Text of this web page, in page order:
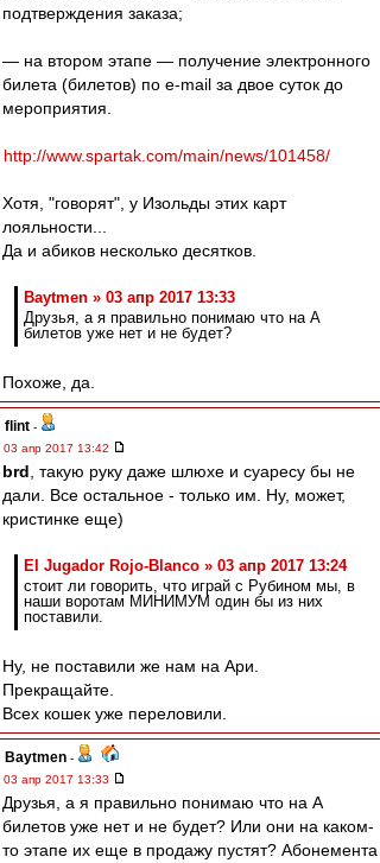
подтверждения заказа;
— на втором этапе — получение электронного
билета (билетов) по e-mail за двое суток до
мероприятия.
http://www.spartak.com/main/news/101458/
Хотя, "говорят", у Изольды этих карт
лояльности...
Да и абиков несколько десятков.
Baytmen » 03 апр 2017 13:33
Друзья, а я правильно понимаю что на А
билетов уже нет и не будет?
Похоже, да.
flint -
03 апр 2017 13:42
brd , такую руку даже шлюхе и суаресу бы не
дали. Все остальное - только им. Ну, может,
кристинке еще)
El Jugador Rojo-Blanco » 03 апр 2017 13:24
стоит ли говорить, что играй с Рубином мы, в
наши воротам МИНИМУМ один бы из них
поставили.
Ну, не поставили же нам на Ари.
Прекращайте.
Всех кошек уже переловили.
Baytmen -
03 апр 2017 13:33
Друзья, а я правильно понимаю что на А
билетов уже нет и не будет? Или они на каком-
то этапе их еще в продажу пустят? Абонемента